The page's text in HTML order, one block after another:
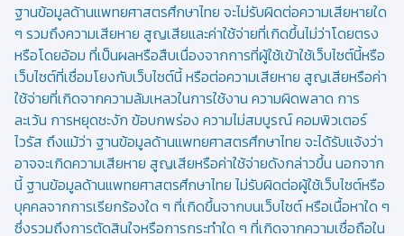
ฐานข้อมูลด้านแพทยศาสตรศึกษาไทย จะไม่รับผิดต่อความเสียหายใด
ๆ รวมถึงความเสียหาย สูญเสียและค่าใช้จ่ายที่เกิดขึ้นไม่ว่าโดยตรง
หรือโดยอ้อม ที่เป็นผลหรือสืบเนื่องจากการที่ผู้ใช้เข้าใช้เว็บไซต์นี้หรือ
เว็บไซต์ที่เชื่อมโยงกับเว็บไซต์นี้ หรือต่อความเสียหาย สูญเสียหรือค่า
ใช้จ่ายที่เกิดจากความล้มเหลวในการใช้งาน ความผิดพลาด การ
ละเว้น การหยุดชะงัก ข้อบกพร่อง ความไม่สมบูรณ์ คอมพิวเตอร์
ไวรัส ถึงแม้ว่า ฐานข้อมูลด้านแพทยศาสตรศึกษาไทย จะได้รับแจ้งว่า
อาจจะเกิดความเสียหาย สูญเสียหรือค่าใช้จ่ายดังกล่าวขึ้น นอกจาก
นี้ ฐานข้อมูลด้านแพทยศาสตรศึกษาไทย ไม่รับผิดต่อผู้ใช้เว็บไซต์หรือ
บุคคลจากการเรียกร้องใด ๆ ที่เกิดขึ้นจากบนเว็บไซต์ หรือเนื้อหาใด ๆ
ซึ่งรวมถึงการตัดสินใจหรือการกระทำใด ๆ ที่เกิดจากความเชื่อถือใน